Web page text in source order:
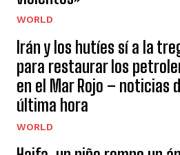
WORLD
Irán y los hutíes sí a la
para restaurar los
en el Mar Rojo – noticias
última hora
WORLD